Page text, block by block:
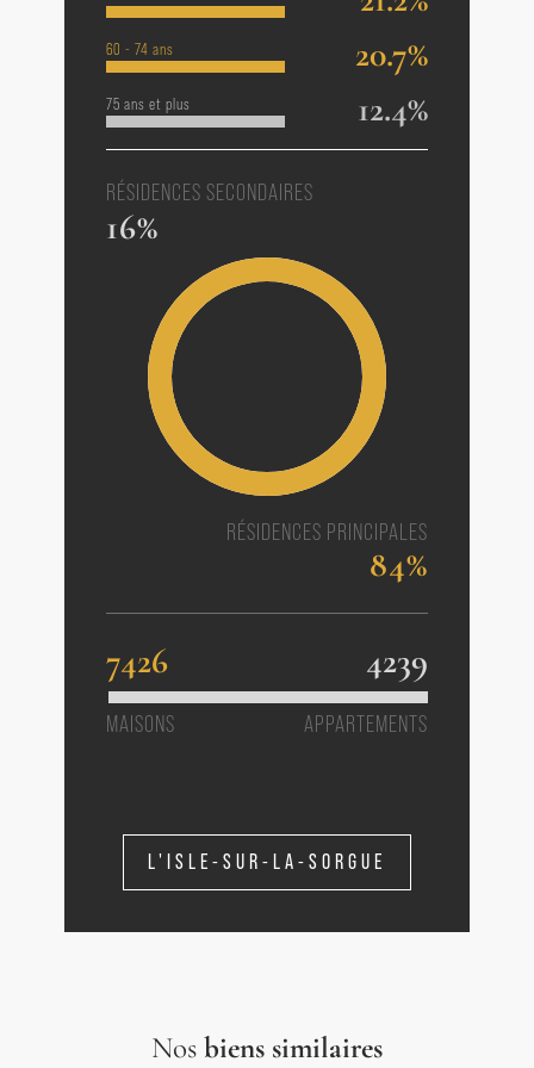
60 - 74 ans 20.7%
75 ans et plus 12.4%
RÉSIDENCES SECONDAIRES
16%
RÉSIDENCES PRINCIPALES
84%
7426 4239
MAISONS APPARTEMENTS
L'ISLE-SUR-LA-SORGUE
Nos biens similaires